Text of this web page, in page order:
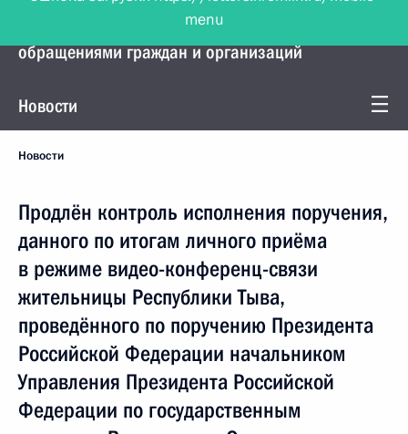
Управление Президента по работе с
обращениями граждан и организаций
Новости
Новости
Продлён контроль исполнения поручения,
данного по итогам личного приёма
в режиме видео-конференц-связи
жительницы Республики Тыва,
проведённого по поручению Президента
Российской Федерации начальником
Управления Президента Российской
Федерации по государственным
menu